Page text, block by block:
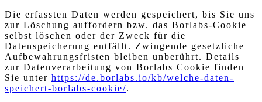
Die erfassten Daten werden gespeichert, bis Sie uns
zur Löschung auffordern bzw. das Borlabs-Cookie
selbst löschen oder der Zweck für die
Datenspeicherung entfällt. Zwingende gesetzliche
Aufbewahrungsfristen bleiben unberührt. Details
zur Datenverarbeitung von Borlabs Cookie finden
Sie unter https://de.borlabs.io/kb/welche-daten-
speichert-borlabs-cookie/.